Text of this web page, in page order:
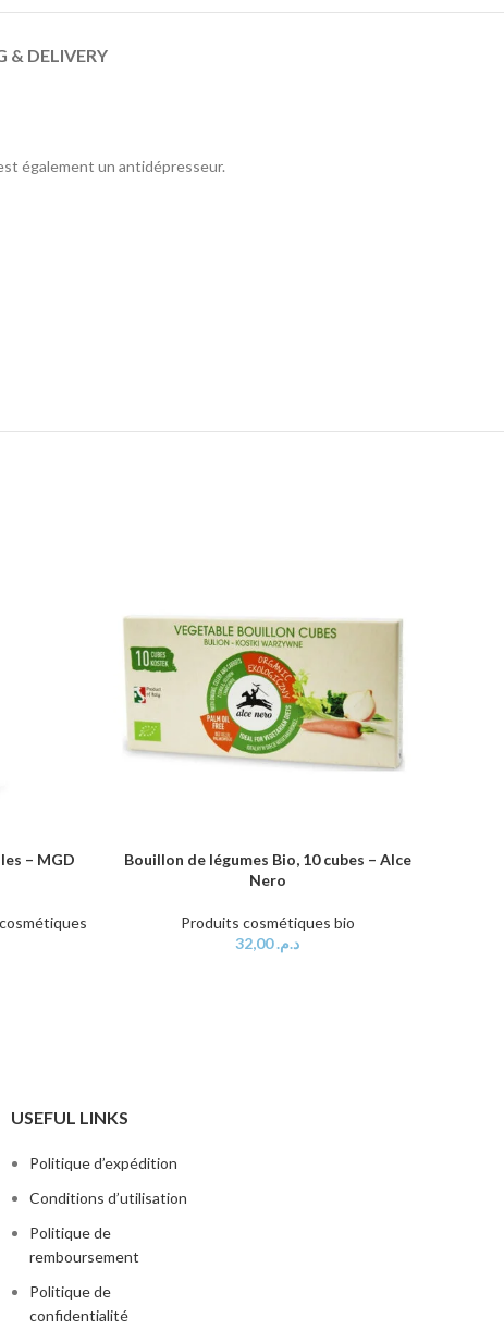
& DELIVERY
également un antidépresseur.
– MGD
AJOUTER AU PANIER
Bouillon de légumes Bio, 10 cubes – Alce
Nero
Produits cosmétiques bio
د.م.32,00
USEFUL LINKS
Politique d’expédition
Conditions d’utilisation
Politique de
remboursement
Politique de
confidentialité